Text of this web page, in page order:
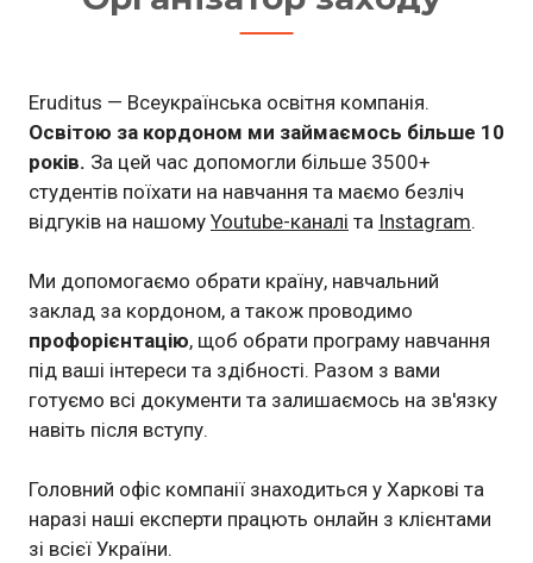
Eruditus — Всеукраїнська освітня компанія.
Освітою за кордоном ми займаємось більше 10
років. За цей час допомогли більше 3500+
студентів поїхати на навчання та маємо безліч
відгуків на нашому Youtube-каналі та Instagram.
Ми допомогаємо обрати країну, навчальний
заклад за кордоном, а також проводимо
профорієнтацію, щоб обрати програму навчання
під ваші інтереси та здібності. Разом з вами
готуємо всі документи та залишаємось на зв'язку
навіть після вступу.
Головний офіс компанії знаходиться у Харкові та
наразі наші експерти працють онлайн з клієнтами
зі всієї України.